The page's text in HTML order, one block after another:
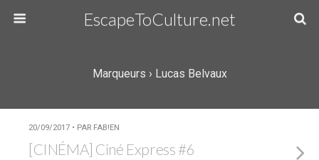
EscapeToCulture.net
Marqueurs › Lucas Belvaux
20/09/2017 • PAR FAB!EN
[CINÉMA] Ciné Express #6